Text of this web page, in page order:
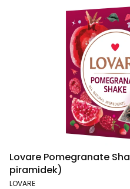
Lovare Pomegranate
piramidek)
PRODUCENT
LOVARE